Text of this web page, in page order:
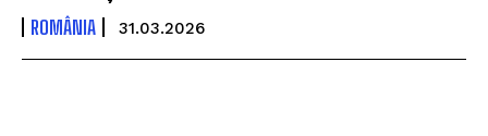
ROMÂNIA 31.03.2026